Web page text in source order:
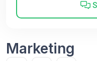
Marketing